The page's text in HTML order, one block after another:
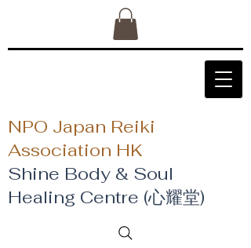
NPO Japan Reiki
Association HK
Shine Body & Soul
Healing Centre (心耀堂)